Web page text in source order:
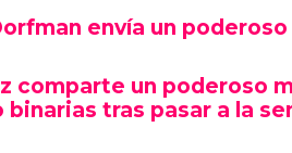
envía un poderoso
comparte un poderoso
binarias tras pasar a la